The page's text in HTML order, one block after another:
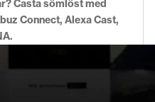
Casta sömlöst med
Connect, Alexa Cast,